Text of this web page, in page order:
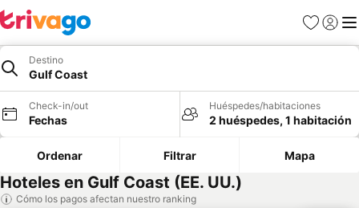
Favoritos
Iniciar
Destino
Gulf Coast
Check-in/out
Fechas
Huéspedes/habitaciones
2 huéspedes, 1 habitación
Ordenar Filtrar Mapa
Hoteles en Gulf Coast (EE. UU.)
Cómo los pagos afectan nuestro ranking